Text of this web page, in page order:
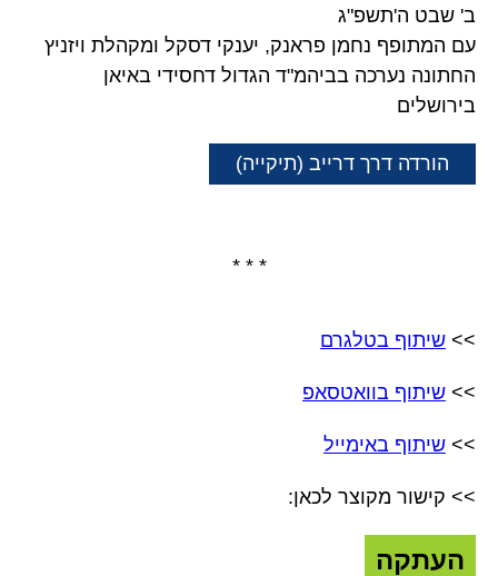
ב' שבט ה'תשפ"ג
עם המתופף נחמן פראנק, יענקי דסקל ומקהלת ויזניץ
החתונה נערכה בביהמ"ד הגדול דחסידי באיאן
בירושלים
הורדה דרך דרייב (תיקייה)
* * *
>> שיתוף בטלגרם
>> שיתוף בוואטסאפ
>> שיתוף באימייל
>> קישור מקוצר לכאן:
העתקה